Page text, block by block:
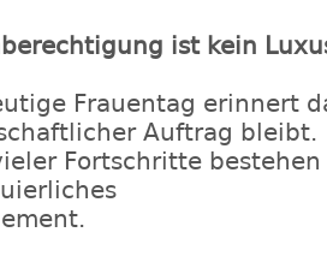
ist kein
Frauentag erinnert
Auftrag bleibt.
Fortschritte